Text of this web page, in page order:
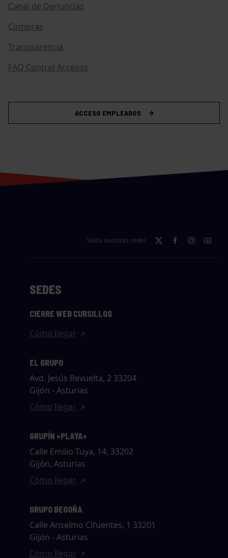
Canal de Denuncias
Compras
Transparencia
FAQ Control Accesos
ACCESO EMPLEADOS
Visita nuestras redes
SEDES
CIERRE WEB CURSILLOS
Cómo llegar
EL GRUPO
Avd. Jesús Revuelta, 2 33204
Gijón - Asturias
Cómo llegar
GRUPÍN «PLAYA»
Calle Emilio Tuya, 14, 33202
Gijón, Asturias
Cómo llegar
GRUPO BEGOÑA
Calle Anselmo Cifuentes, 1 33201
Gijón - Asturias
Cómo llegar